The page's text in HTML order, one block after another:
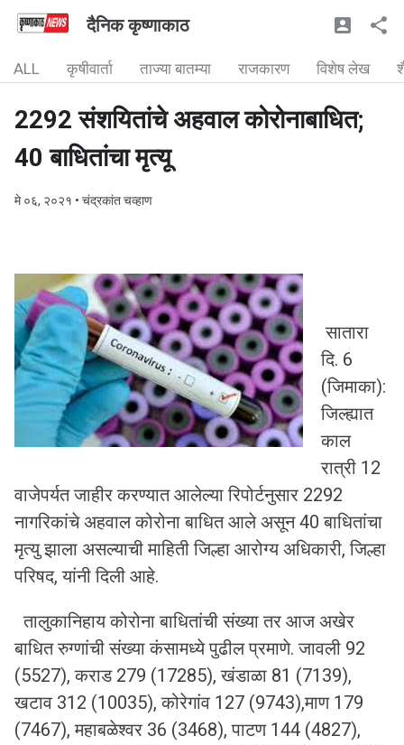
दैनिक कृष्णाकाठ
ALL कृषीवार्ता ताज्या बातम्या राजकारण विशेष लेख
2292 संशयितांचे अहवाल कोरोनाबाधित;
40 बाधितांचा मृत्यू
मे ०६, २०२१ • चंद्रकांत चव्हाण
सातारा
दि. 6
(जिमाका):
जिल्ह्यात
काल
रात्री 12
वाजेपर्यत जाहीर करण्यात आलेल्या रिपोर्टनुसार 2292
नागरिकांचे अहवाल कोरोना बाधित आले असून 40 बाधितांचा
मृत्यु झाला असल्याची माहिती जिल्हा आरोग्य अधिकारी, जिल्हा
परिषद, यांनी दिली आहे.
तालुकानिहाय कोरोना बाधितांची संख्या तर आज अखेर
बाधित रुग्णांची संख्या कंसामध्ये पुढील प्रमाणे. जावली 92
(5527), कराड 279 (17285), खंडाळा 81 (7139),
खटाव 312 (10035), कोरेगांव 127 (9743),माण 179
(7467), महाबळेश्वर 36 (3468), पाटण 144 (4827),